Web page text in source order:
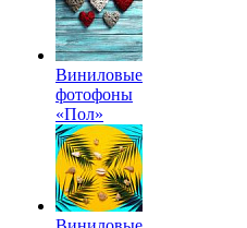
Виниловые
фотофоны
«Пол»